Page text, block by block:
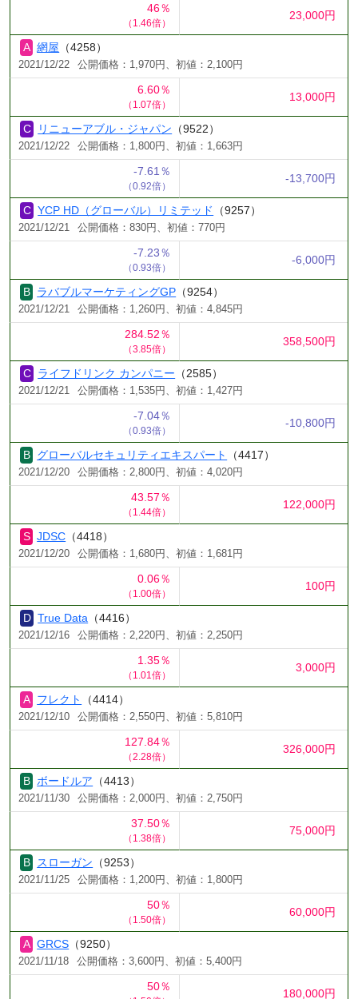
46％
（1.46倍）
23,000円
網屋 （4258）
2021/12/22 公開価格：1,970円、初値：2,100円
6.60％
（1.07倍）
13,000円
リニューアブル・ジャパン （9522）
2021/12/22 公開価格：1,800円、初値：1,663円
-7.61％
（0.92倍）
-13,700円
YCP HD（グローバル）リミテッド （9257）
2021/12/21 公開価格：830円、初値：770円
-7.23％
（0.93倍）
-6,000円
ラバブルマーケティングGP （9254）
2021/12/21 公開価格：1,260円、初値：4,845円
284.52％
（3.85倍）
358,500円
ライフドリンク カンパニー （2585）
2021/12/21 公開価格：1,535円、初値：1,427円
-7.04％
（0.93倍）
-10,800円
グローバルセキュリティエキスパート （4417）
2021/12/20 公開価格：2,800円、初値：4,020円
43.57％
（1.44倍）
122,000円
JDSC （4418）
2021/12/20 公開価格：1,680円、初値：1,681円
0.06％
（1.00倍）
100円
True Data （4416）
2021/12/16 公開価格：2,220円、初値：2,250円
1.35％
（1.01倍）
3,000円
フレクト （4414）
2021/12/10 公開価格：2,550円、初値：5,810円
127.84％
（2.28倍）
326,000円
ボードルア （4413）
2021/11/30 公開価格：2,000円、初値：2,750円
37.50％
（1.38倍）
75,000円
スローガン （9253）
2021/11/25 公開価格：1,200円、初値：1,800円
50％
（1.50倍）
60,000円
GRCS （9250）
2021/11/18 公開価格：3,600円、初値：5,400円
50％
180,000円